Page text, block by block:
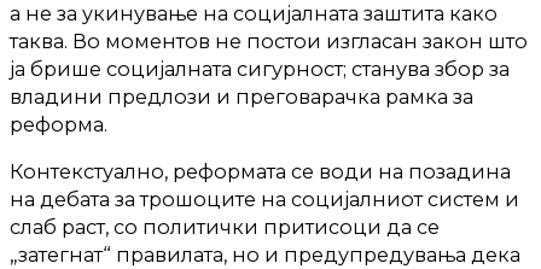
а не за укинување на социјалната заштита како
таква. Во моментов не постои изгласан закон што
ја брише социјалната сигурност; станува збор за
владини предлози и преговарачка рамка за
реформа.
Контекстуално, реформата се води на позадина
на дебата за трошоците на социјалниот систем и
слаб раст, со политички притисоци да се
„затегнат“ правилата, но и предупредувања дека